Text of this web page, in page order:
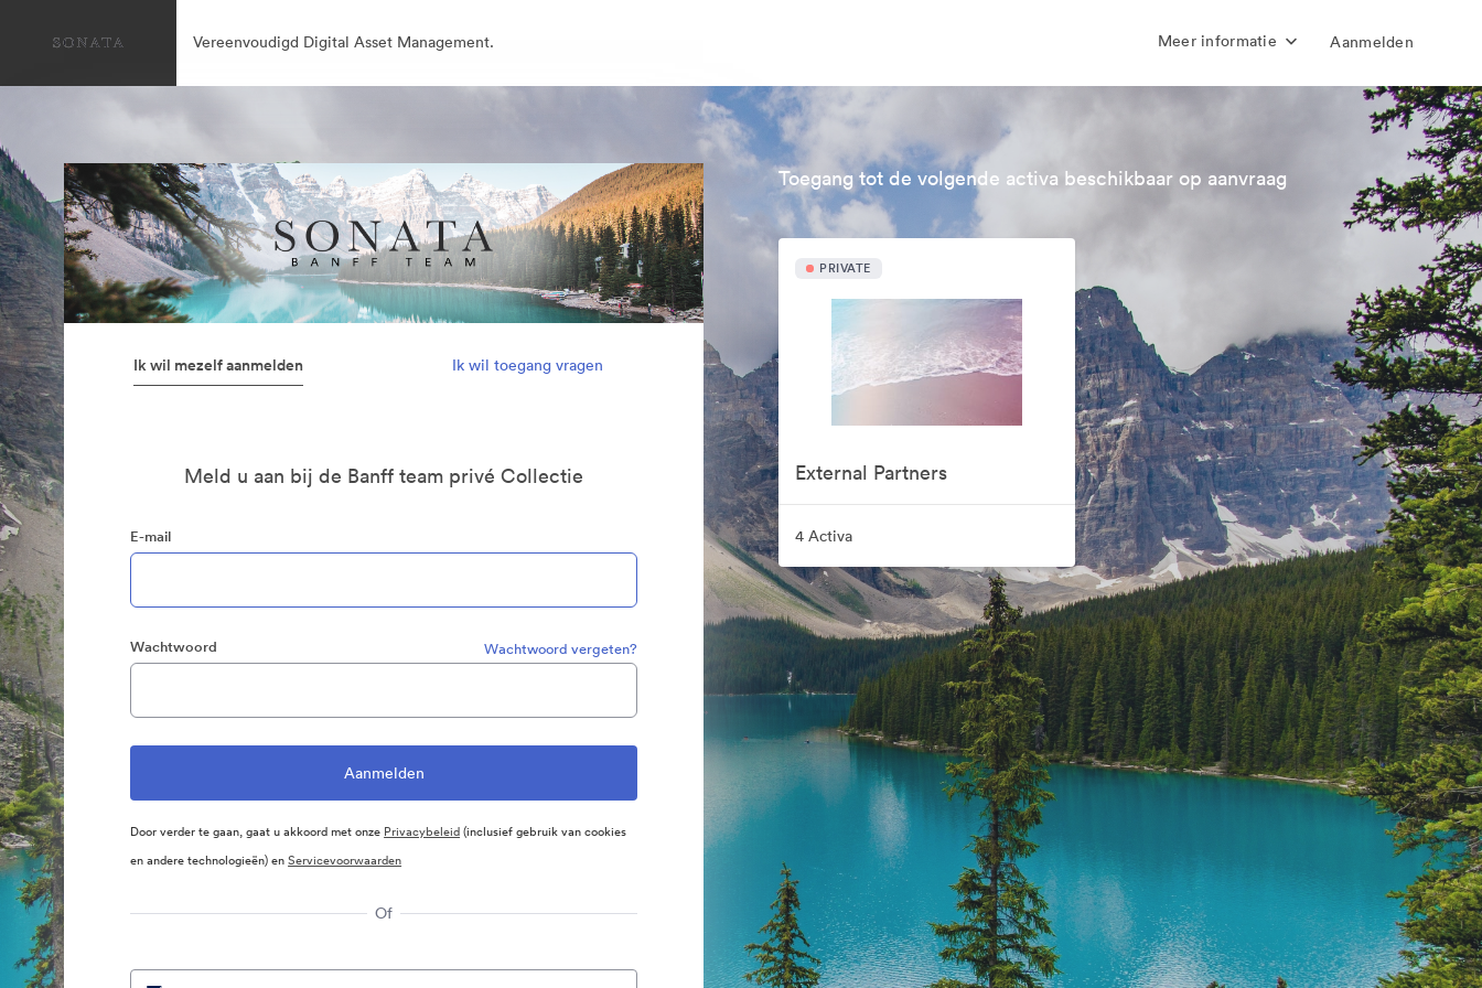
Vereenvoudigd Digital Asset Management. Meer informatie Aanmelden
Ik wil mezelf aanmelden Ik wil toegang vragen
Meld u aan bij de Banff team privé Collectie
E-mail
Wachtwoord Wachtwoord vergeten?
Door verder te gaan, gaat u akkoord met onze Privacybeleid(inclusief gebruik van cookies
en andere technologieën) enServicevoorwaarden
Of
Toegang tot de volgende activa beschikbaar op aanvraag
PRIVATE
External Partners
4 Activa